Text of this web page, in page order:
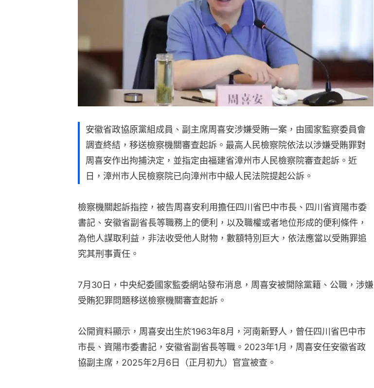
安徽省政協原黨組成員、副主席周喜安涉嫌受賄一案，由國家監察委員會
調查終結，移送檢察機關審查起訴。最高人民檢察院依法以涉嫌受賄罪對
周喜安作出拘捕決定，並指定由福建省漳州市人民檢察院審查起訴。近
日，漳州市人民檢察院已向漳州市中級人民法院提起公訴。
檢察機關起訴指控，被告周喜安利用擔任四川省巴中市長、四川省資陽市委
書記、安徽省副省長等職務上的便利，以及職權或者地位形成的便利條件，
為他人謀取利益，非法收受他人財物，數額特別巨大，依法應當以受賄罪追
究其刑事責任。
7月30日，中央紀委國家監委網站發布消息，周喜安被開除黨籍、公職，涉嫌
受賄犯罪問題移送檢察機關審查起訴。
公開資料顯示，周喜安出生於1963年8月，河南新野人，曾任四川省巴中市
市長、資陽市委書記，安徽省副省長等職。2023年1月，周喜安任安徽省政
協副主席，2025年2月6日（正月初九）官宣被查。